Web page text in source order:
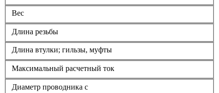
Вес
Длина резьбы
Длина втулки; гильзы, муфты
Максимальный расчетный ток
Диаметр проводника с